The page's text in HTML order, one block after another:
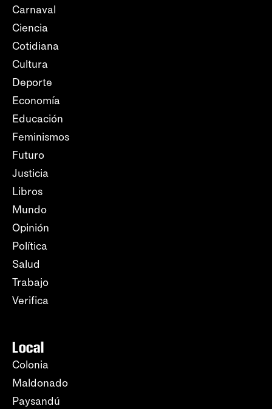
Carnaval
Ciencia
Cotidiana
Cultura
Deporte
Economía
Educación
Feminismos
Futuro
Justicia
Libros
Mundo
Opinión
Política
Salud
Trabajo
Verifica
Local
Colonia
Maldonado
Paysandú